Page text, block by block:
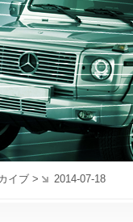
イブ > 2014-07-18